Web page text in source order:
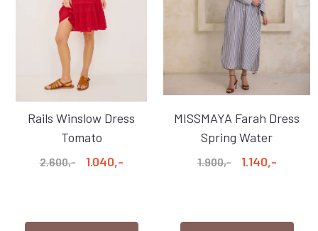
Rails Winslow Dress
Tomato
2.600,- 1.040,-
MISSMAYA Farah Dress
Spring Water
1.900,- 1.140,-